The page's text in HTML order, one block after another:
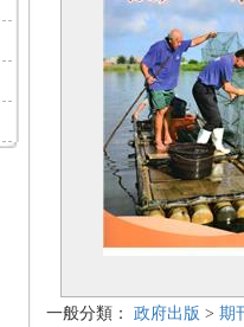
一般分類： 政府出版 > 期